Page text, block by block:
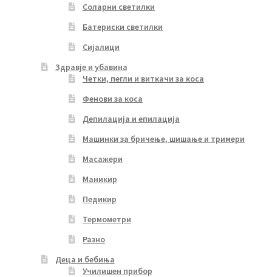
Соларни светилки
Батериски светилки
Сијалици
Здравје и убавина
Четки, пегли и виткачи за коса
Фенови за коса
Депилација и епилација
Машинки за бричење, шишање и тримери
Масажери
Маникир
Педикир
Термометри
Разно
Деца и бебиња
Училишен прибор